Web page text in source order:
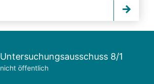
Untersuchungsausschuss 8/1
nicht öffentlich